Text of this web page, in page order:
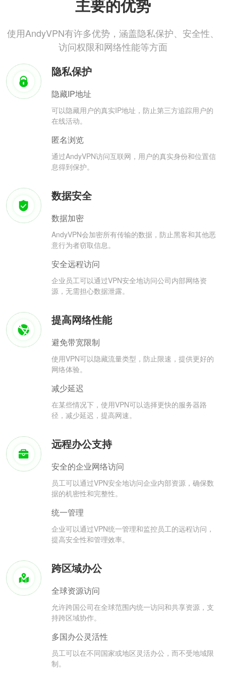
主要的优势
使用AndyVPN有许多优势，涵盖隐私保护、安全性、
访问权限和网络性能等方面
隐私保护
隐藏IP地址
可以隐藏用户的真实IP地址，防止第三方追踪用户的
在线活动。
匿名浏览
通过AndyVPN访问互联网，用户的真实身份和位置信
息得到保护。
数据安全
数据加密
AndyVPN会加密所有传输的数据，防止黑客和其他恶
意行为者窃取信息。
安全远程访问
企业员工可以通过VPN安全地访问公司内部网络资
源，无需担心数据泄露。
提高网络性能
避免带宽限制
使用VPN可以隐藏流量类型，防止限速，提供更好的
网络体验。
减少延迟
在某些情况下，使用VPN可以选择更快的服务器路
径，减少延迟，提高网速。
远程办公支持
安全的企业网络访问
员工可以通过VPN安全地访问企业内部资源，确保数
据的机密性和完整性。
统一管理
企业可以通过VPN统一管理和监控员工的远程访问，
提高安全性和管理效率。
跨区域办公
全球资源访问
允许跨国公司在全球范围内统一访问和共享资源，支
持跨区域协作。
多国办公灵活性
员工可以在不同国家或地区灵活办公，而不受地域限
制。